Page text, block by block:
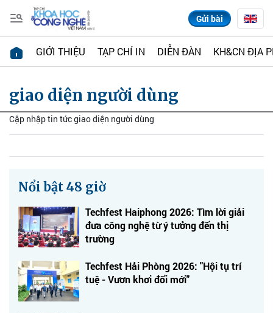
Gửi bài
GIỚI THIỆU TẠP CHÍ IN DIỄN ĐÀN KH&CN ĐỊA
giao diện người dùng
Cập nhập tin tức giao diện người dùng
Nổi bật 48 giờ
Techfest Haiphong 2026: Tìm lời giải
đưa công nghệ từ ý tưởng đến thị
trường
Techfest Hải Phòng 2026: "Hội tụ trí
tuệ - Vươn khơi đổi mới"